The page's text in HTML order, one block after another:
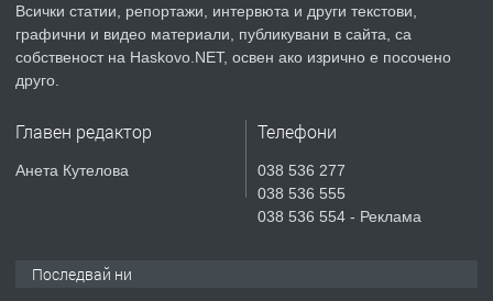
преди 5 дни
ПРЕДЛАГА
НАПЪЛНО ОБЗАВЕДЕН И
Давам гараж под наем
Всички статии, репортажи, интервюта и други текстови,
графични и видео материали, публикувани в сайта, са
собственост на Haskovo.NET, освен ако изрично е посочено
друго.
Главен редактор
Анета Кутелова
Телефони
038 536 277
038 536 555
038 536 554 - Реклама
Последвай ни